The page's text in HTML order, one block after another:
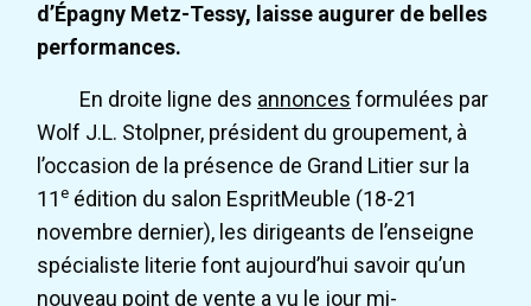
d’Épagny Metz-Tessy, laisse augurer de belles
performances.
En droite ligne des annonces formulées par
Wolf J.L. Stolpner, président du groupement, à
l’occasion de la présence de Grand Litier sur la
11e édition du salon EspritMeuble (18-21
novembre dernier), les dirigeants de l’enseigne
spécialiste literie font aujourd’hui savoir qu’un
nouveau point de vente a vu le jour mi-